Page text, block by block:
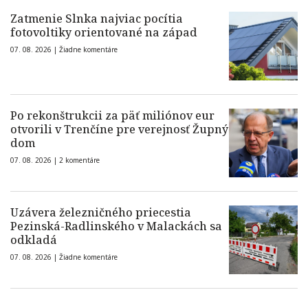
Zatmenie Slnka najviac pocítia
fotovoltiky orientované na západ
07. 08. 2026 | Žiadne komentáre
Po rekonštrukcii za päť miliónov eur
otvorili v Trenčíne pre verejnosť Župný
dom
07. 08. 2026 | 2 komentáre
Uzávera železničného priecestia
Pezinská-Radlinského v Malackách sa
odkladá
07. 08. 2026 | Žiadne komentáre